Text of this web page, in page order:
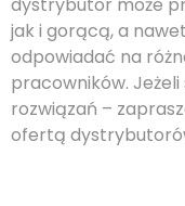
jak i gorącą, a
odpowiadać na
pracowników.
rozwiązań –
ofertą